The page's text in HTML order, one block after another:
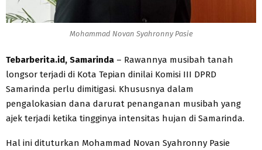
Mohammad Novan Syahronny Pasie
Tebarberita.id, Samarinda – Rawannya musibah tanah
longsor terjadi di Kota Tepian dinilai Komisi III DPRD
Samarinda perlu dimitigasi. Khususnya dalam
pengalokasian dana darurat penanganan musibah yang
ajek terjadi ketika tingginya intensitas hujan di Samarinda.
Hal ini dituturkan Mohammad Novan Syahronny Pasie